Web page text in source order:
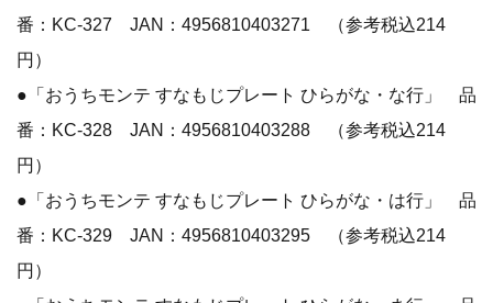
番：KC-327 JAN：4956810403271 （参考税込214
円）
●「おうちモンテ すなもじプレート ひらがな・な行」 品
番：KC-328 JAN：4956810403288 （参考税込214
円）
●「おうちモンテ すなもじプレート ひらがな・は行」 品
番：KC-329 JAN：4956810403295 （参考税込214
円）